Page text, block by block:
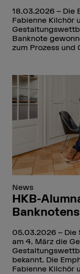
18.03.2026
Die
Fabienne Kilchör
Banknote
zum Prozess und
News
HKB-
05.03.2026
Die
am 4. März die
bekannt. Die
Fabienne Kilchör